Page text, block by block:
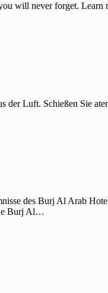
will never forget. Learn
Luft. Schießen Sie
des Burj Al Arab
Burj Al…